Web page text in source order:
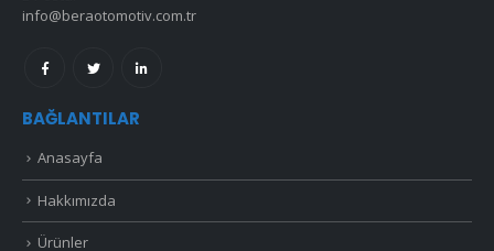
info@beraotomotiv.com.tr
BAĞLANTILAR
Anasayfa
Hakkımızda
Ürünler